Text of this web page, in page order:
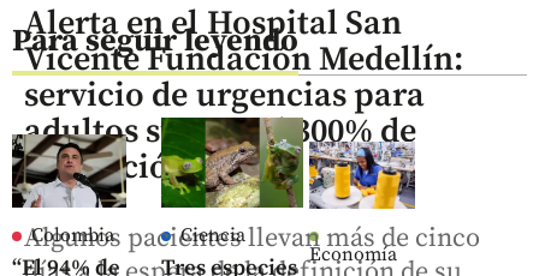
Para seguir leyendo
Colombia
“El 94% de
Ciencia
Tres especies Economía
Alerta en el Hospital San
Vicente Fundación Medellín:
servicio de urgencias para
adultos supera el 300% de
saturación
Algunos pacientes llevan más de cinco